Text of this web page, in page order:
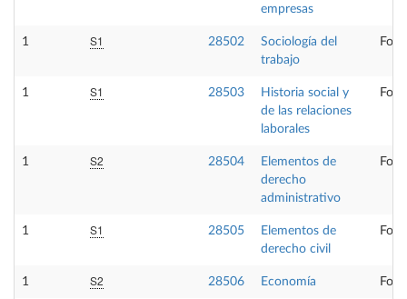
empresas
1 S1 28502
Sociología del
trabajo
1 S1 28503
Historia social y
de las relaciones
laborales
1 S2 28504
Elementos de
derecho
administrativo
1 S1 28505
Elementos de
derecho civil
1 S2 28506 Economía